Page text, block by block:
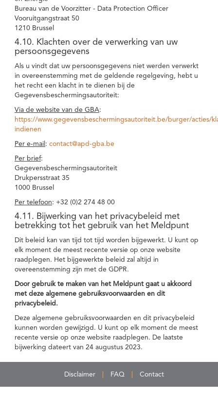
Bureau van de Voorzitter - Data Protection Officer
Vooruitgangstraat 50
1210 Brussel
4.10. Klachten over de verwerking van uw
persoonsgegevens
Als u vindt dat uw persoonsgegevens niet werden verwerkt
in overeenstemming met de geldende regelgeving, hebt u
het recht een klacht in te dienen bij de
Gegevensbeschermingsautoriteit:
Via de website van de GBA:
https://www.gegevensbeschermingsautoriteit.be/burger/acties/
indienen
Per e-mail : contact@apd-gba.be
Per brief:
Gegevensbeschermingsautoriteit
Drukpersstraat 35
1000 Brussel
Per telefoon: +32 (0)2 274 48 00
4.11. Bijwerking van het privacybeleid met
betrekking tot het gebruik van het Meldpunt
Dit beleid kan van tijd tot tijd worden bijgewerkt. U kunt op
elk moment de meest recente versie op onze website
raadplegen. Het bijgewerkte beleid zal altijd in
overeenstemming zijn met de GDPR.
Door gebruik te maken van het Meldpunt gaat u akkoord
met deze algemene gebruiksvoorwaarden en dit
privacybeleid.
Deze algemene gebruiksvoorwaarden en dit privacybeleid
kunnen worden gewijzigd. U kunt op elk moment de meest
recente versie op onze website raadplegen. De laatste
bijwerking dateert van 24 augustus 2023.
Disclaimer FAQ Contact